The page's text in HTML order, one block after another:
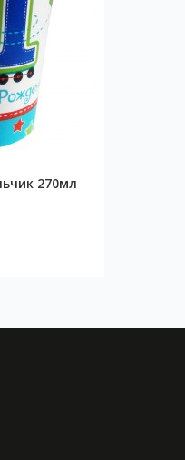
270мл